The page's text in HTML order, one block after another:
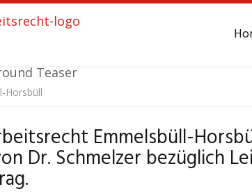
Horsbüll
Emmelsbüll-
Dr. Schmelzer bezüglich